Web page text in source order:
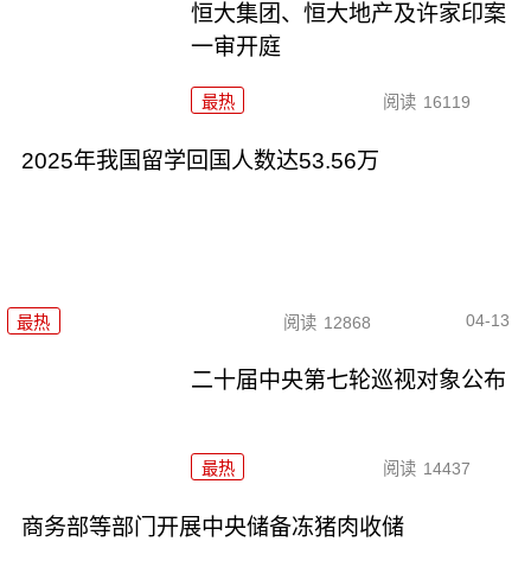
恒大集团、恒大地产及许家印案
一审开庭
最热 阅读 16119
2025年我国留学回国人数达53.56万
最热 阅读 12868 04-13
二十届中央第七轮巡视对象公布
最热 阅读 14437
商务部等部门开展中央储备冻猪肉收储